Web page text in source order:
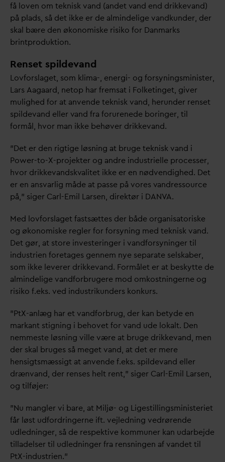
få loven om teknisk vand (andet vand end drikkevand)
på plads, så det ikke er de almindelige vandkunder, der
skal bære den økonomiske risiko for Danmarks
brintproduktion.
Renset spildevand
Lovforslaget, som klima-, energi- og forsyningsminister,
Lars Aagaard, netop har fremsat i Folketinget, giver
mulighed for at anvende teknisk vand, herunder renset
spildevand eller vand fra forurenede boringer, til
formål, hvor man ikke behøver drikkevand.
"Det er den rigtige løsning at bruge teknisk vand i
Power-to-X-projekter og andre industrielle processer,
hvor drikkevandskvalitet ikke er en nødvendighed. Det
er en ansvarlig måde at passe på vores vandressource
på," siger Carl-Emil Larsen, direktør i DANVA.
Med lovforslaget fastsættes der både organisatoriske
og økonomiske regler for forsyning med teknisk vand.
Det gør, at store investeringer i vandforsyninger til
industrien foretages gennem nye separate selskaber,
som ikke leverer drikkevand. Formålet er at beskytte de
almindelige vandforbrugere mod omkostningerne og
risiko f.eks. ved industrikunders konkurs.
”PtX-anlæg har et vandforbrug, der kan betyde en
markant stigning i behovet for vand ude lokalt. Den
nemmeste løsning ville være at bruge drikkevand, men
der skal bruges så meget vand, at det er mere
hensigtsmæssigt at anvende f.eks. spildevand eller
drænvand, der renses helt rent,” siger Carl-Emil Larsen,
og tilføjer:
”Nu mangler vi bare, at Miljø- og Ligestillingsministeriet
får løst udfordringerne ift. vejledning vedrørende
udledninger, så de respektive kommuner kan udarbejde
tilladelser til udledninger fra rensningen af vandet til
PtX-industrien.”